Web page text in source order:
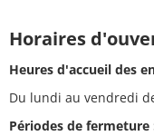
Horaires
Heures d'accueil des
Du lundi au vendredi
Périodes de fermeture